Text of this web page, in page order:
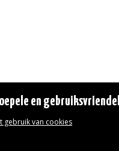
en
gebruik van cookies